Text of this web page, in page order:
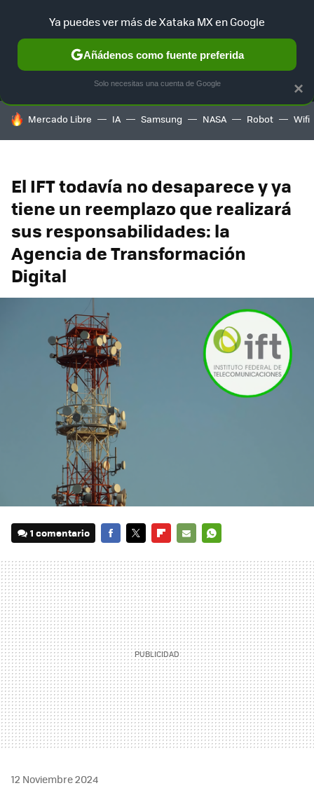
MENÚ NUEVO
GAMING HOME AUTO
HOY SE HABLA DE
Mercado Libre IA Samsung NASA Robot Wifi
El IFT todavía no desaparece y ya
tiene un reemplazo que realizará
sus responsabilidades: la
Agencia de Transformación
Digital
1 comentario
MAIL
12 Noviembre 2024
×
Ya puedes ver más de Xataka MX en Google
Añádenos como fuente preferida
Solo necesitas una cuenta de Google